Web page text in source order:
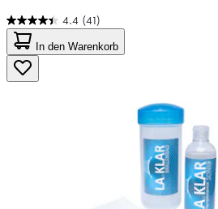
4.4 (41)
4.4
von
5
Sternen.
41
In den Warenkorb